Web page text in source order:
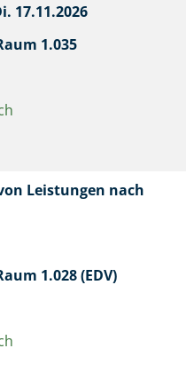
17.11.2026
1.035
Leistungen nach
1.028 (EDV)